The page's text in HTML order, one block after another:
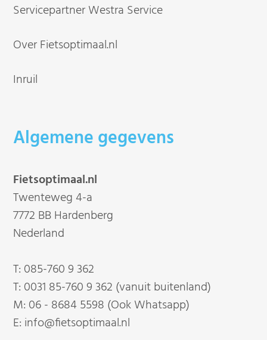
Servicepartner Westra Service
Over Fietsoptimaal.nl
Inruil
Algemene gegevens
Fietsoptimaal.nl
Twenteweg 4-a
7772 BB Hardenberg
Nederland
T: 085-760 9 362
T: 0031 85-760 9 362 (vanuit buitenland)
M: 06 - 8684 5598 (Ook Whatsapp)
E: info@fietsoptimaal.nl